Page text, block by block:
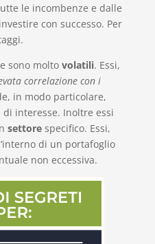
le incombenze e dalle
con successo. Per
sono molto volatili. Essi,
correlazione con i
in modo particolare,
interesse. Inoltre essi
settorespecifico. Essi,
di un portafoglio
non eccessiva.